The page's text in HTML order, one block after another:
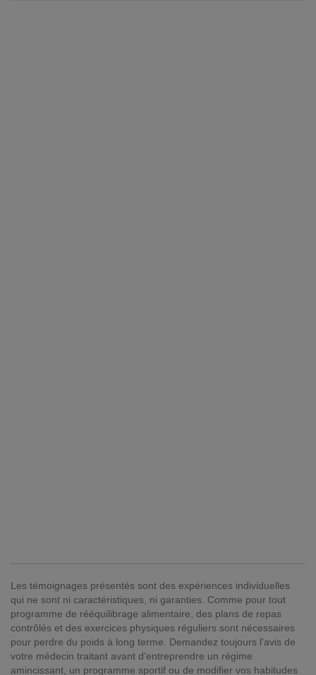
Les témoignages présentés sont des expériences individuelles
qui ne sont ni caractéristiques, ni garanties. Comme pour tout
programme de rééquilibrage alimentaire, des plans de repas
contrôlés et des exercices physiques réguliers sont nécessaires
pour perdre du poids à long terme. Demandez toujours l'avis de
votre médecin traitant avant d'entreprendre un régime
amincissant, un programme sportif ou de modifier vos habitudes